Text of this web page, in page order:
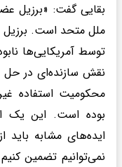
بقایی گفت: «برزیل
توسط آمریکایی‌ها
نقش سازنده‌ای در حل
محکومیت استفاده
بوده است. این یک
ایده‌های مشابه
نمی‌توانیم تضمین